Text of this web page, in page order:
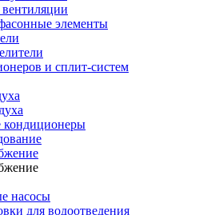
элементы
и сплит-систем
насосы
для водоотведения